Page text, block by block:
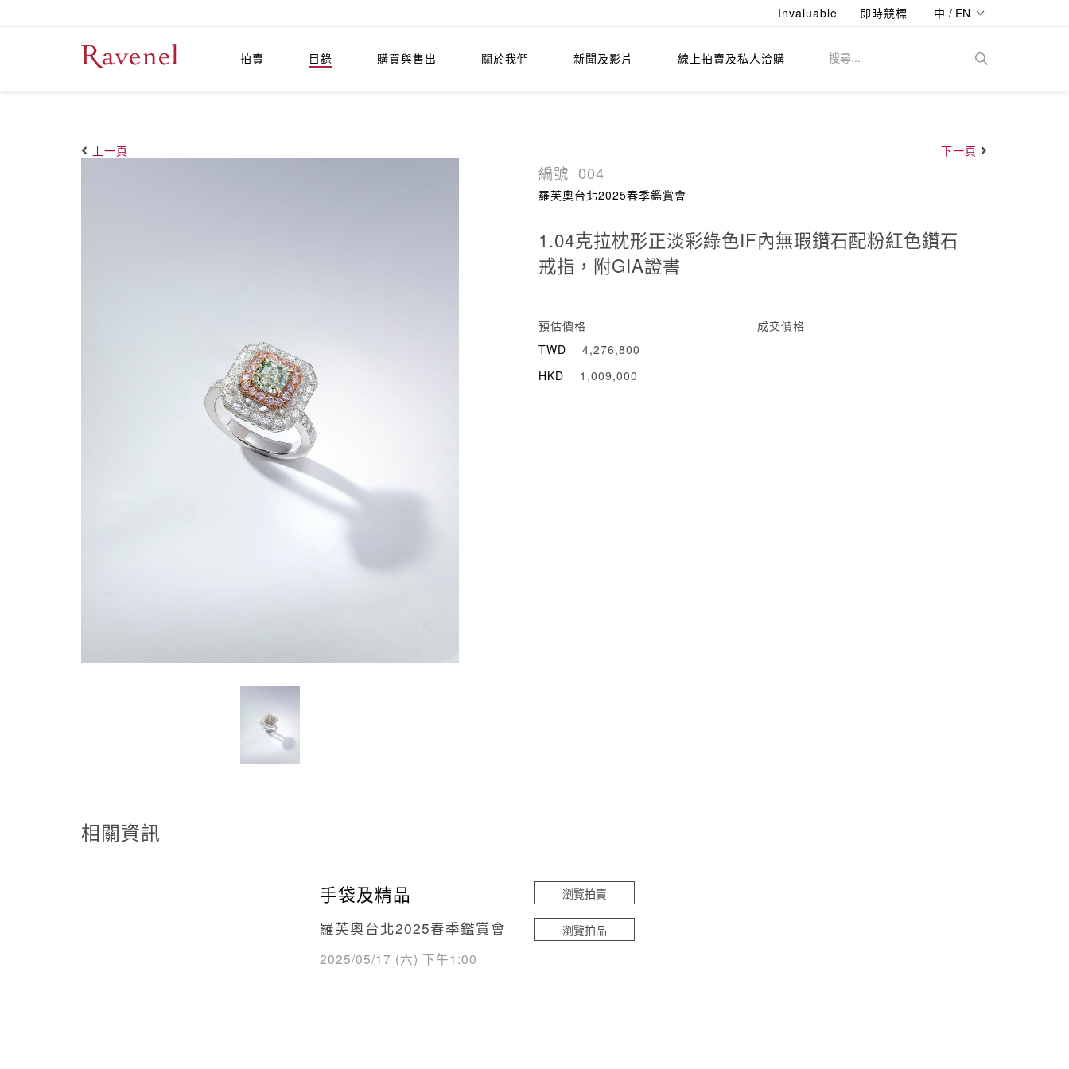
Invaluable 即時競標 中 / EN
拍賣 目錄 購買與售出 關於我們 新聞及影片 線上拍賣及私人洽購
上一頁 下一頁
編號 004
羅芙奧台北2025春季鑑賞會
1.04克拉枕形正淡彩綠色IF內無瑕鑽石配粉紅色鑽石
戒指，附GIA證書
預估價格
TWD
4,276,800
HKD
1,009,000
成交價格
相關資訊
手袋及精品
羅芙奧台北2025春季鑑賞會
2025/05/17 (六) 下午1:00
瀏覽拍賣
瀏覽拍品